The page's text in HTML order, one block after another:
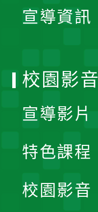
宣導資訊
校園影音
宣導影片
特色課程
校園影音